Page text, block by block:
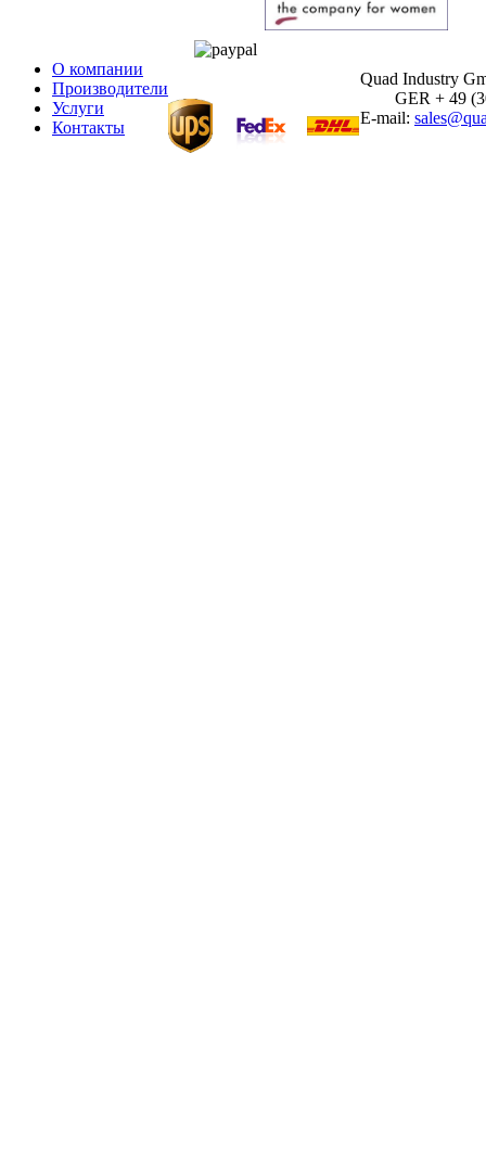
О компании
Производители
Услуги
Контакты
Quad Industry
GER + 49
E-mail: